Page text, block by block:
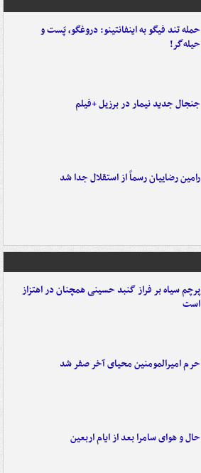
حمله تند فیگو به اینفانتینو: دروغگو، پَست‌ و
حیله‌گر!
جنجال جدید نیمار در برزیل +فیلم
رامین رضاییان رسماً از استقلال جدا شد
پرچم سیاه بر فراز گنبد حسینی همچنان در اهتزاز
است
حرم امیرالمومنین محیای آخر صفر شد
حال و هوای سامرا بعد از ایام اربعین